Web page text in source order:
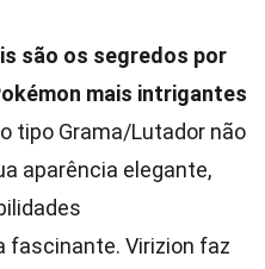
são os segredos por
mais intrigantes
tipo Grama/Lutador não
aparência elegante,
fascinante. Virizion faz